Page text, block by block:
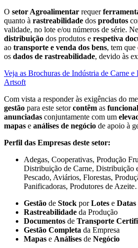
O setor Agroalimentar requer
quanto à rastreabilidade dos produtos
validade, no lote e/ou números de série.
distribuição dos produtos e respetiva
ao transporte e venda dos bens, tem que
os dados de rastreabilidade, devido às
Veja as Brochuras de Indústria de Carne e
Artsoft
Com vista a responder às exigências do
gestão para este setorcontêm as
anunciadas conjuntamente com um
mapas e análises de negócio de apoio à
Perfil das Empresas deste setor:
Adegas, Cooperativas, Produção
Distribuição de Carne, Distribuição
Pescado, Aviários, Florestas,
Panificadoras, Produtores de
Gestão de Stock porLotes e Datas
Rastreabilidade da Produção
Documentos de Transporte
Gestão Completa da Empresa
Mapas e Análises de Negócio